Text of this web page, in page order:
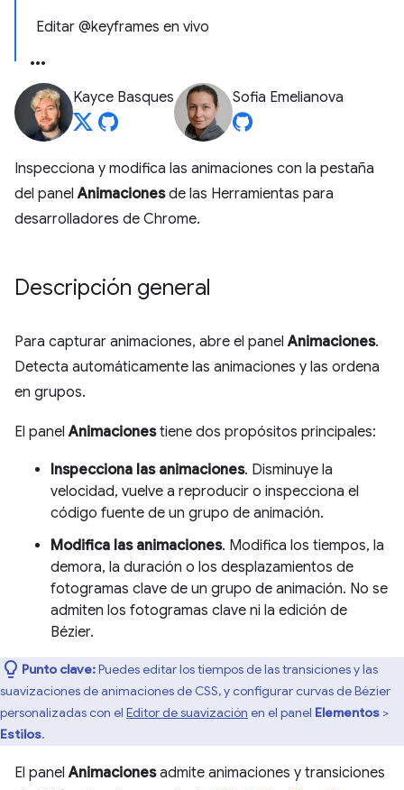
Editar @keyframes en vivo
Kayce Basques Sofia Emelianova
Inspecciona y modifica las animaciones con la pestaña
del panelAnimacionesde las Herramientas para
desarrolladores de Chrome.
Descripción general
Para capturar animaciones, abre el panelAnimaciones.
Detecta automáticamente las animaciones y las ordena
en grupos.
El panelAnimacionestiene dos propósitos principales:
Inspecciona las animaciones. Disminuye la
velocidad, vuelve a reproducir o inspecciona el
código fuente de un grupo de animación.
Modifica las animaciones. Modifica los tiempos, la
demora, la duración o los desplazamientos de
fotogramas clave de un grupo de animación. No se
admiten los fotogramas clave ni la edición de
Bézier.
Punto clave:Puedes editar los tiempos de las transiciones y las
suavizaciones de animaciones de CSS, y configurar curvas de Bézier
personalizadas con el Editor de suavización en el panel Elementos >
Estilos.
El panelAnimacionesadmite animaciones y transiciones